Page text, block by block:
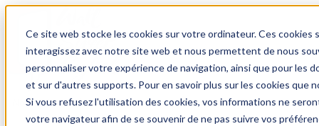
Ce site web stocke les cookies sur votre ordinateur. Ces
interagissez avec notre site web et nous permettent de nous
personnaliser votre expérience de navigation, ainsi que pour les
et sur d'autres supports. Pour en savoir plus sur les cookies
Si vous refusez l'utilisation des cookies, vos informations ne
votre navigateur afin de se souvenir de ne pas suivre vos
Notre méthode